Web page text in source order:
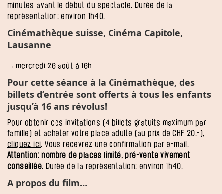
minutes avant le début du spectacle. Durée de la
représentation: environ 1h40.
Cinémathèque suisse, Cinéma Capitole,
Lausanne
mercredi 26 août à 16h
Pour cette séance à la Cinémathèque, des
billets d’entrée sont offerts à tous les enfants
jusqu’à 16 ans révolus!
Pour obtenir ces invitations (4 billets gratuits maximum par
famille) et acheter votre place adulte (au prix de CHF 20.-),
cliquez ici. Vous recevrez une confirmation par e-mail.
Attention: nombre de places limité, pré-vente vivement
conseillée. Durée de la représentation: environ 1h40.
A propos du film…